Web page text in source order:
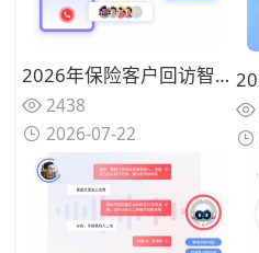
2026年保险客户回访智能语音机器人推荐，真人质感音色
2438
2026-07-22